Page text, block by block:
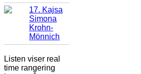
17. Kajsa
Simona
Krohn-
Mönnich
Listen viser real
time rangering